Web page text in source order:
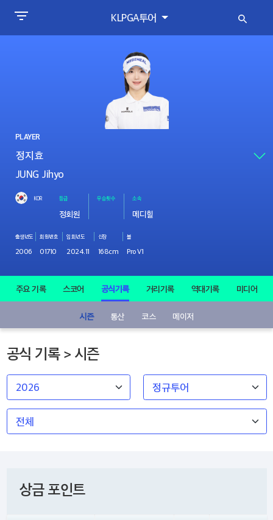
KLPGA투어
PLAYER
JUNG Jihyo
KOR 등급
정회원
우승횟수 소속
메디힐
출생년도
2006
회원번호
01710
입회년도
2024.11
신장
168cm
볼
Pro V1
주요 기록 스코어 공식기록 거리기록 역대기록 미디어
시즌 통산 코스 메이저
공식 기록 > 시즌
상금 포인트